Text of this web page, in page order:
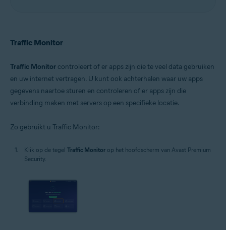
Traffic Monitor
Traffic Monitor controleert of er apps zijn die te veel data gebruiken
en uw internet vertragen. U kunt ook achterhalen waar uw apps
gegevens naartoe sturen en controleren of er apps zijn die
verbinding maken met servers op een specifieke locatie.
Zo gebruikt u Traffic Monitor:
Klik op de tegel Traffic Monitor op het hoofdscherm van Avast Premium
Security.